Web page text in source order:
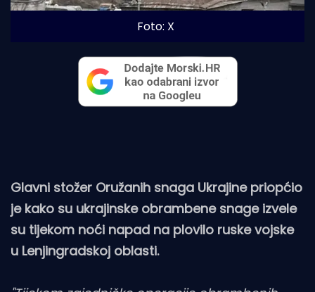
Foto: X
Glavni stožer Oružanih snaga Ukrajine priopćio
je kako su ukrajinske obrambene snage izvele
su tijekom noći napad na plovilo ruske vojske
u Lenjingradskoj oblasti.